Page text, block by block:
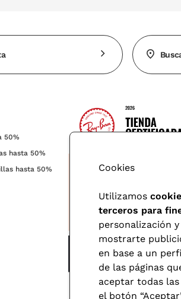
50%
hasta 50%
hasta 50%
Cookies
Utilizamos
terceros para
personalización
mostrarte
en base a un
de las páginas
aceptar todas
el botón